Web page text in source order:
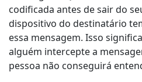
codificada antes de sair do
dispositivo do destinatário
essa mensagem. Isso
alguém intercepte a
pessoa não conseguirá